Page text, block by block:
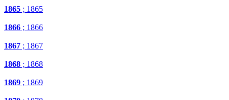
1865 ; 1865
1866 ; 1866
1867 ; 1867
1868 ; 1868
1869 ; 1869